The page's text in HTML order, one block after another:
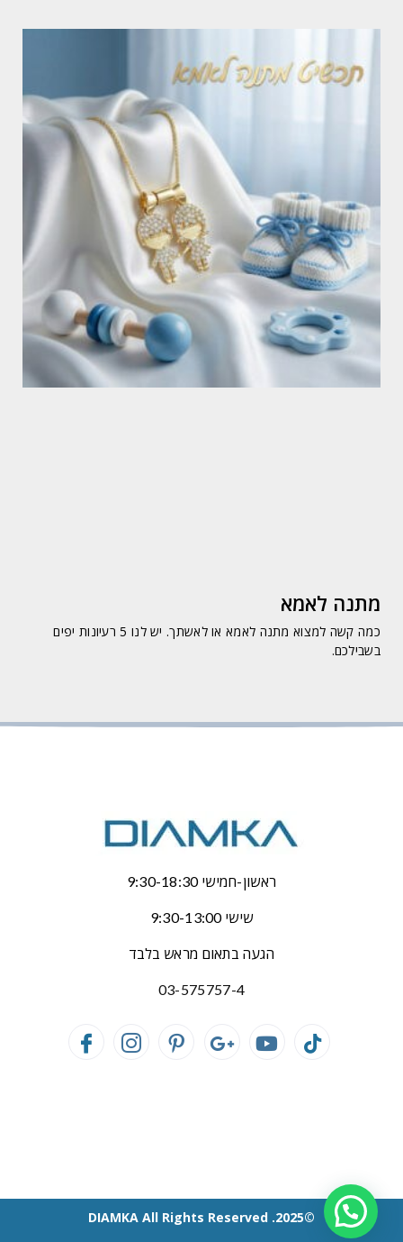
מתנה לאמא
כמה קשה למצוא מתנה לאמא או לאשתך. יש לנו 5 רעיונות יפים
בשבילכם.
ראשון-חמישי 9:30-18:30
שישי 9:30-13:00
הגעה בתאום מראש בלבד
03-575757-4
©2025. DIAMKA All Rights Reserved